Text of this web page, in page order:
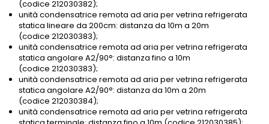
(codice 212030382);
unità condensatrice remota ad aria per vetrina refrigerata
statica lineare da 200cm: distanza da 10m a 20m
(codice 212030383);
unità condensatrice remota ad aria per vetrina refrigerata
statica angolare A2/90°: distanza fino a 10m
(codice 212030383);
unità condensatrice remota ad aria per vetrina refrigerata
statica angolare A2/90°: distanza da 10m a 20m
(codice 212030384);
unità condensatrice remota ad aria per vetrina refrigerata